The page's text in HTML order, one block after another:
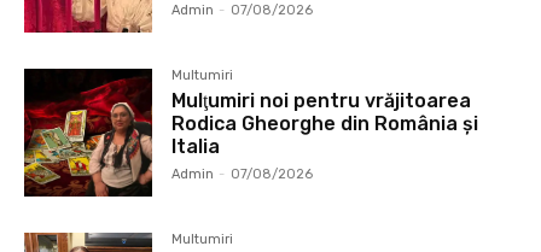
Admin - 07/08/2026
Multumiri
Mulţumiri noi pentru vrăjitoarea
Rodica Gheorghe din România și
Italia
Admin - 07/08/2026
Multumiri